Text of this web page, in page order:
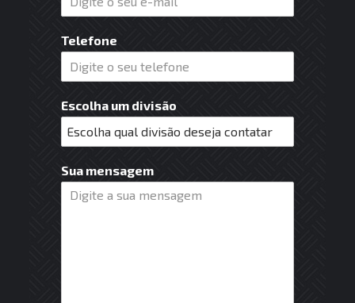
Telefone
Escolha um divisão
Sua mensagem